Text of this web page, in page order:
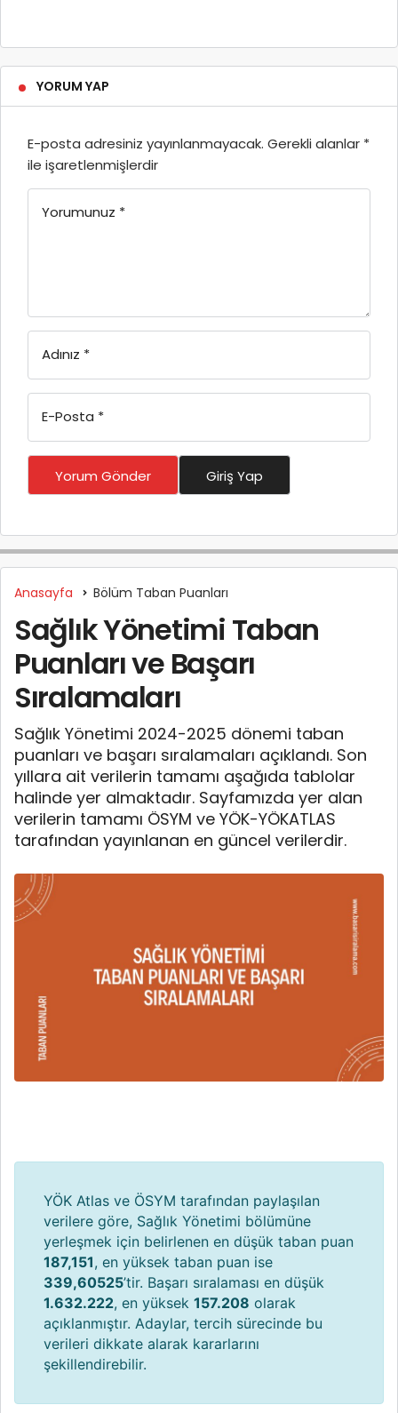
YORUM YAP
E-posta adresiniz yayınlanmayacak. Gerekli alanlar *
ile işaretlenmişlerdir
Yorumunuz *
Adınız *
E-Posta *
Yorum Gönder Giriş Yap
Anasayfa Bölüm Taban Puanları
Sağlık Yönetimi Taban
Puanları ve Başarı
Sıralamaları
Sağlık Yönetimi 2024-2025 dönemi taban
puanları ve başarı sıralamaları açıklandı. Son
yıllara ait verilerin tamamı aşağıda tablolar
halinde yer almaktadır. Sayfamızda yer alan
verilerin tamamı ÖSYM ve YÖK-YÖKATLAS
tarafından yayınlanan en güncel verilerdir.
YÖK Atlas ve ÖSYM tarafından paylaşılan
verilere göre, Sağlık Yönetimi bölümüne
yerleşmek için belirlenen en düşük taban puan
187,151, en yüksek taban puan ise
339,60525’tir. Başarı sıralaması en düşük
1.632.222, en yüksek 157.208 olarak
açıklanmıştır. Adaylar, tercih sürecinde bu
verileri dikkate alarak kararlarını
şekillendirebilir.